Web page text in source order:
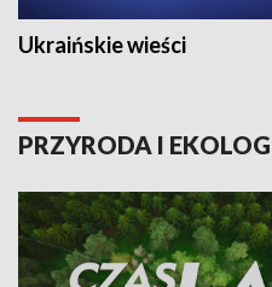
Ukraińskie wieści
PRZYRODA I